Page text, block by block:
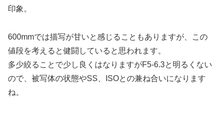
印象。
600mmでは描写が甘いと感じることもありますが、この
値段を考えると健闘していると思われます。
多少絞ることで少し良くはなりますがF5-6.3と明るくない
ので、被写体の状態やSS、ISOとの兼ね合いになります
ね。